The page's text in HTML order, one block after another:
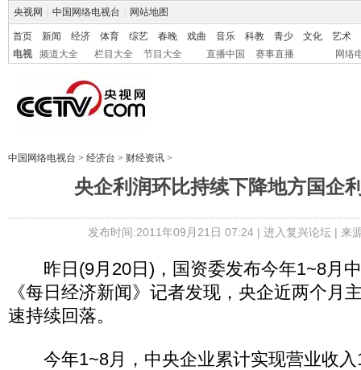
央视网 中国网络电视台 网站地图
首页 新闻 经济 体育 综艺 春晚 戏曲 音乐 科教 青少 文化
艺术
电视
频道大全 栏目大全 节目大全 直播中国 赛事直播 网络
中国网络电视台 > 经济台 > 财经资讯 >
央企利润环比持续下降地方国企
发布时间:2011年09月21日 07:24 | 进入复兴论坛| 来
昨日(9月20日)，国资委发布今年1~8月
《每日经济新闻》记者发现，央企近两个月
速持续回落。
今年1~8月，中央企业累计实现营业收入